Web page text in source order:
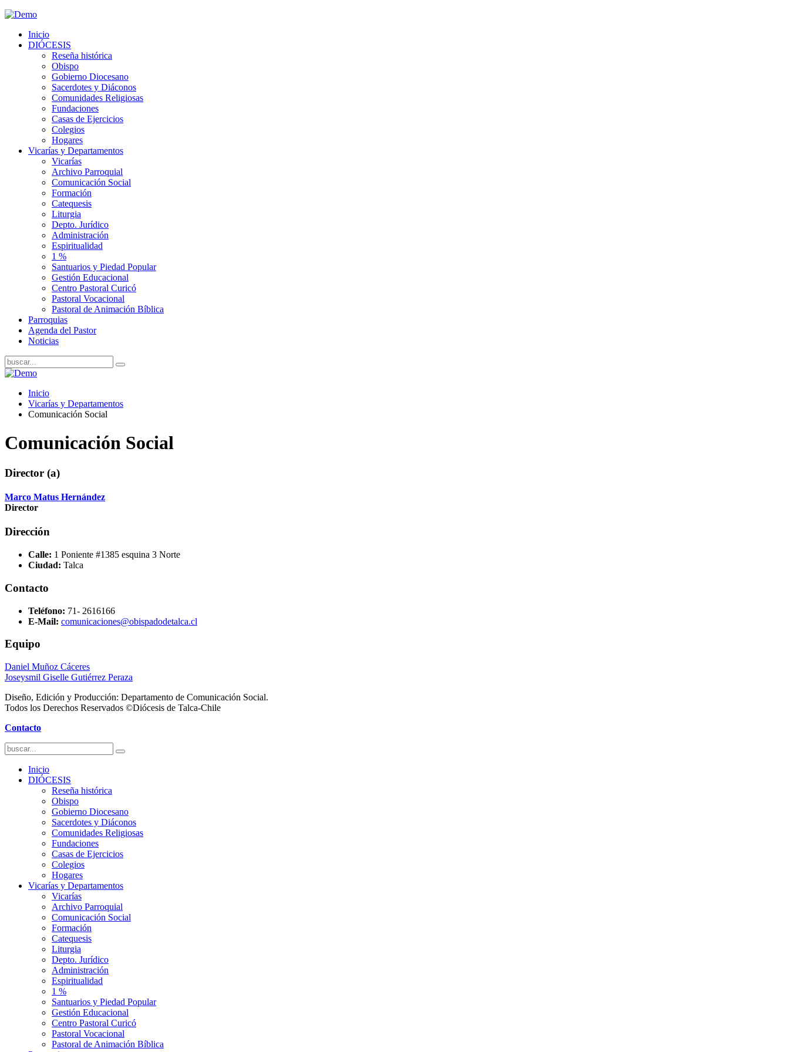
Inicio
DIÓCESIS
Reseña histórica
Obispo
Gobierno Diocesano
Sacerdotes y Diáconos
Comunidades Religiosas
Fundaciones
Casas de Ejercicios
Colegios
Hogares
Vicarías y Departamentos
Vicarías
Archivo Parroquial
Comunicación Social
Formación
Catequesis
Liturgia
Depto. Jurídico
Administración
Espiritualidad
1 %
Santuarios y Piedad Popular
Gestión Educacional
Centro Pastoral Curicó
Pastoral Vocacional
Pastoral de Animación Bíblica
Parroquias
Agenda del Pastor
Noticias
Inicio
Vicarías y Departamentos
Comunicación Social
Comunicación Social
Director (a)
Marco Matus Hernández
Director
Dirección
Calle: 1 Poniente #1385 esquina 3 Norte
Ciudad: Talca
Contacto
Teléfono: 71- 2616166
E-Mail: comunicaciones@obispadodetalca.cl
Equipo
Daniel Muñoz Cáceres
Joseysmil Giselle Gutiérrez Peraza
Diseño, Edición y Producción: Departamento de Comunicación Social.
Todos los Derechos Reservados ©Diócesis de Talca-Chile
Contacto
Inicio
DIÓCESIS
Reseña histórica
Obispo
Gobierno Diocesano
Sacerdotes y Diáconos
Comunidades Religiosas
Fundaciones
Casas de Ejercicios
Colegios
Hogares
Vicarías y Departamentos
Vicarías
Archivo Parroquial
Comunicación Social
Formación
Catequesis
Liturgia
Depto. Jurídico
Administración
Espiritualidad
1 %
Santuarios y Piedad Popular
Gestión Educacional
Centro Pastoral Curicó
Pastoral Vocacional
Pastoral de Animación Bíblica